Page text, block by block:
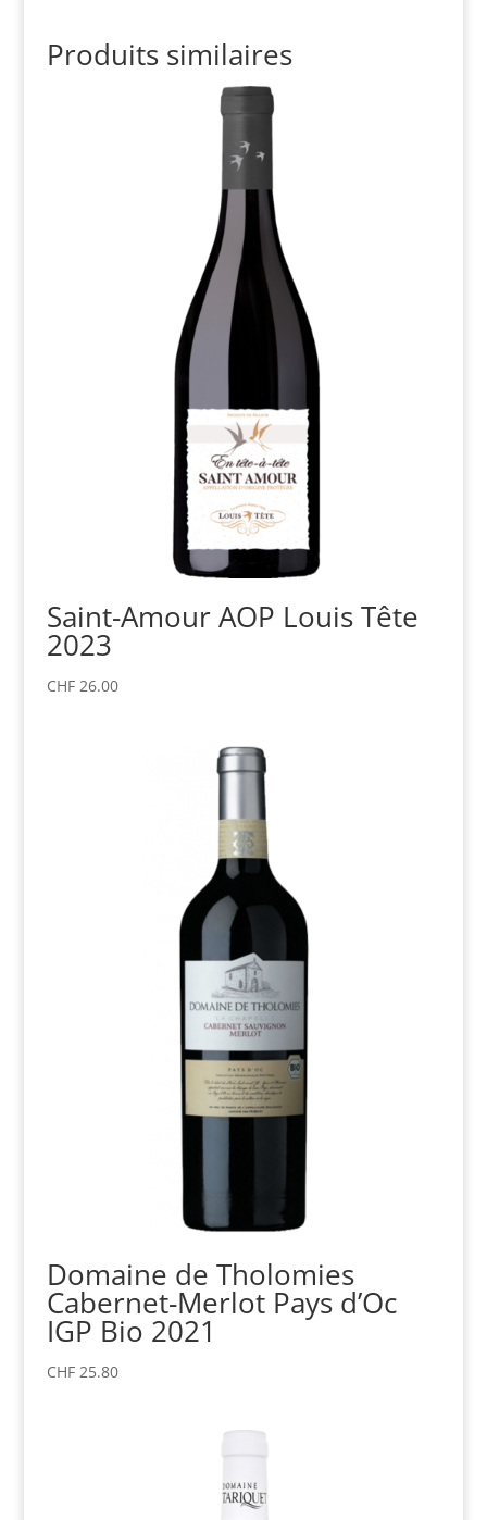
Produits similaires
Saint-Amour AOP Louis Tête
2023
CHF26.00
Domaine de Tholomies
Cabernet-Merlot Pays d’Oc
IGP Bio 2021
CHF25.80